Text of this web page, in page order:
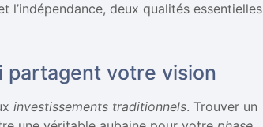
deux qualités essentielles
partagent votre vision
investissements traditionnels. Trouver un